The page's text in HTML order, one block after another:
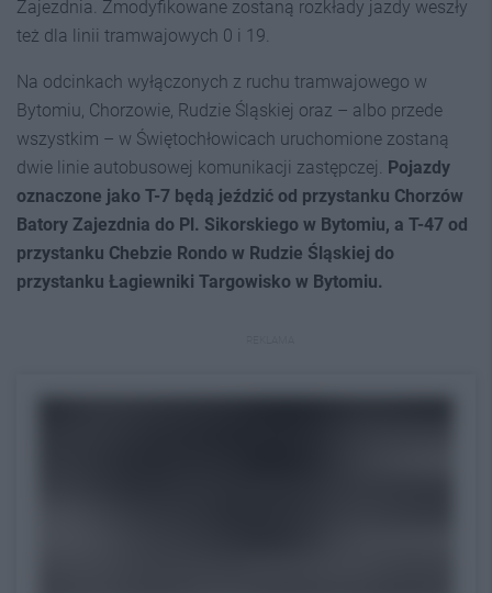
Zajezdnia. Zmodyfikowane zostaną rozkłady jazdy weszły
też dla linii tramwajowych 0 i 19.
Na odcinkach wyłączonych z ruchu tramwajowego w
Bytomiu, Chorzowie, Rudzie Śląskiej oraz – albo przede
wszystkim – w Świętochłowicach uruchomione zostaną
dwie linie autobusowej komunikacji zastępczej. Pojazdy
oznaczone jako T-7 będą jeździć od przystanku Chorzów
Batory Zajezdnia do Pl. Sikorskiego w Bytomiu, a T-47 od
przystanku Chebzie Rondo w Rudzie Śląskiej do
przystanku Łagiewniki Targowisko w Bytomiu.